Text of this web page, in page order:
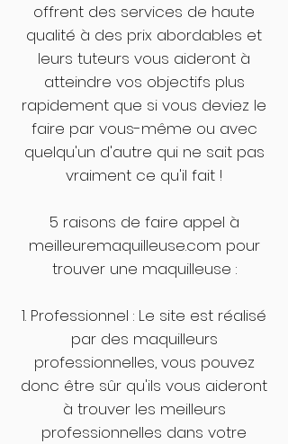
offrent des services de haute
qualité à des prix abordables et
leurs tuteurs vous aideront à
atteindre vos objectifs plus
rapidement que si vous deviez le
faire par vous-même ou avec
quelqu'un d'autre qui ne sait pas
vraiment ce qu'il fait !
5 raisons de faire appel à
meilleuremaquilleuse.com pour
trouver une maquilleuse :
1. Professionnel : Le site est réalisé
par des maquilleurs
professionnelles, vous pouvez
donc être sûr qu'ils vous aideront
à trouver les meilleurs
professionnelles dans votre